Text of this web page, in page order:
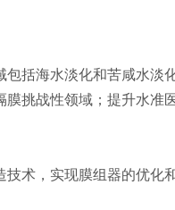
括海水淡化和苦咸水淡化
挑战性领域；提升水准
术，实现膜组器的优化